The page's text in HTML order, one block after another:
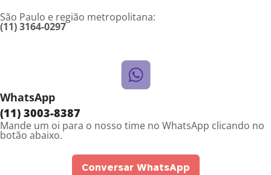
São Paulo e região metropolitana:
(11) 3164-0297
WhatsApp
(11) 3003-8387
Mande um oi para o nosso time no WhatsApp clicando no
botão abaixo.
Conversar WhatsApp